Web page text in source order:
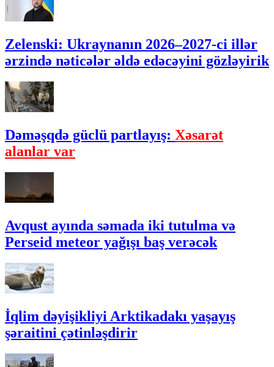
Zelenski: Ukraynanın 2026–2027-ci illər
ərzində nəticələr əldə edəcəyini gözləyirik
Dəməşqdə güclü partlayış: Xəsarət
alanlar var
Avqust ayında səmada iki tutulma və
Perseid meteor yağışı baş verəcək
İqlim dəyişikliyi Arktikadakı yaşayış
şəraitini çətinləşdirir